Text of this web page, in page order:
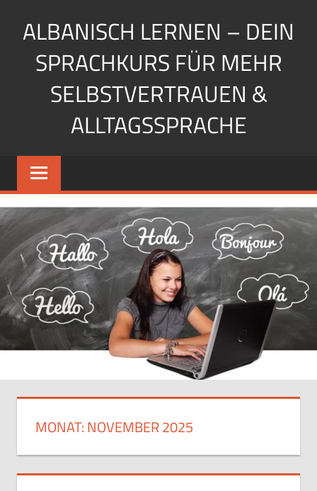
Inhalt
springen
ALBANISCH LERNEN – DEIN
SPRACHKURS FÜR MEHR
SELBSTVERTRAUEN &
ALLTAGSSPRACHE
MONAT:NOVEMBER 2025